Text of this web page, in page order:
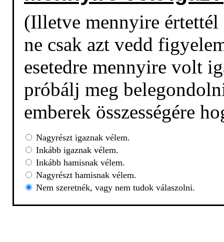
(Illetve mennyire
ne csak azt vedd
esetedre mennyire volt
próbálj meg
emberek összességére
Nagyrészt igaznak vélem.
Inkább igaznak vélem.
Inkább hamisnak vélem.
Nagyrészt hamisnak vélem.
Nem szeretnék, vagy nem tudok válaszolni.